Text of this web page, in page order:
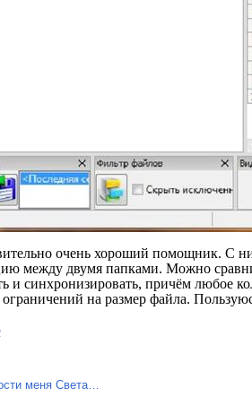
очень хороший помощник. С
между двумя папками. Можно
и синхронизировать, причём любое
на размер файла.